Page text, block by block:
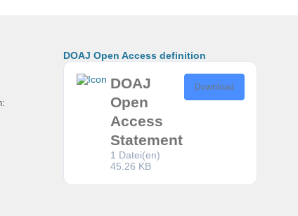
DOAJ Open Access definition
DOAJ
Open
Access
Statement
1 Datei(en)
45.26 KB
Download